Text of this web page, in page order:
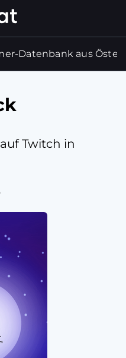
Datenbank aus
Twitch in